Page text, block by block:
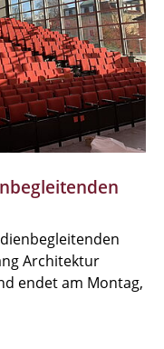
Architektur
endet am Montag,